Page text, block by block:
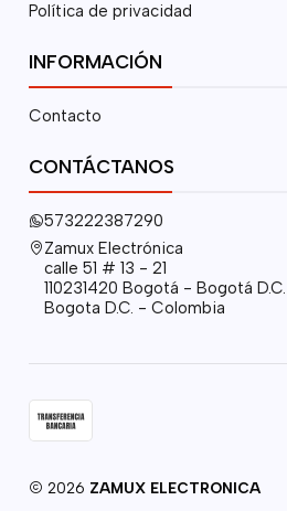
Política de privacidad
INFORMACIÓN
Contacto
CONTÁCTANOS
573222387290
Zamux Electrónica
calle 51 # 13 - 21
110231420 Bogotá - Bogotá D.C.
Bogota D.C. - Colombia
2026 ZAMUX ELECTRONICA